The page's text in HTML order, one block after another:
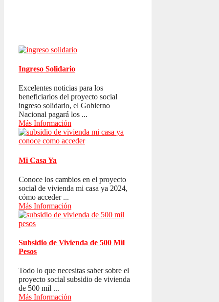
Ingreso Solidario
Excelentes noticias para los
beneficiarios del proyecto social
ingreso solidario, el Gobierno
Nacional pagará los ...
Más Información
Mi Casa Ya
Conoce los cambios en el proyecto
social de vivienda mi casa ya 2024,
cómo acceder ...
Más Información
Subsidio de Vivienda de 500 Mil
Pesos
Todo lo que necesitas saber sobre el
proyecto social subsidio de vivienda
de 500 mil ...
Más Información